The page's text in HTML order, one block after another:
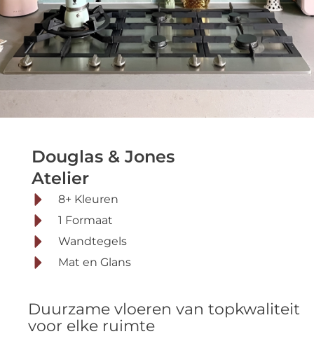
Douglas & Jones
Duurzame vloeren van topkwaliteit
voor elke ruimte
Douglas & Jones
Atelier
8+ Kleuren
1 Formaat
Wandtegels
Mat en Glans